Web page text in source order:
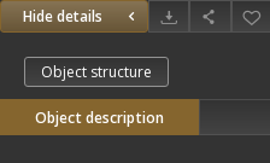
Hide details
Object structure
Object description